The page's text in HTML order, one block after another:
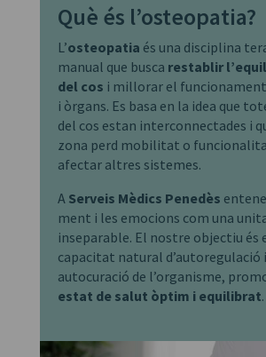
Què és l’osteopatia?
L’osteopatia és una disciplina
manual que busca restablir
del cos i millorar el
i òrgans. Es basa en la idea que
del cos estan interconnectades i
zona perd mobilitat o
afectar altres sistemes.
A Serveis Mèdics Penedès
ment i les emocions com una
inseparable. El nostre objectiu és
capacitat natural d’autoregulació i
autocuració de l’organisme,
estat de salut òptim i equilibrat.